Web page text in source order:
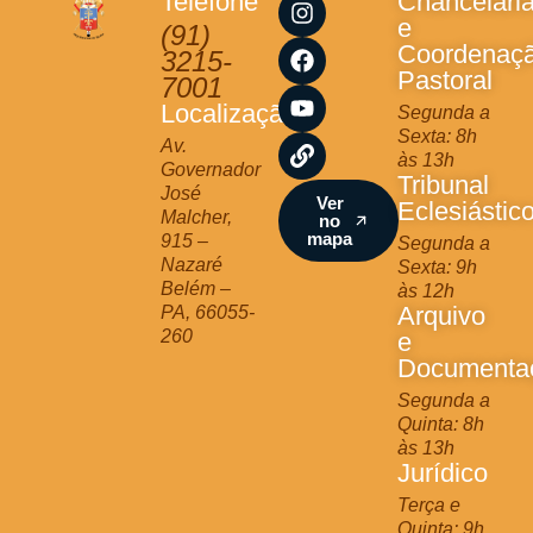
(91)
3215-
7001
Localização
Av.
Governador
José
Malcher,
915 –
Nazaré
Belém –
PA, 66055-
260
n
s
t
a
g
r
a
m
a
c
e
b
o
o
k
o
u
t
u
b
e
i
n
k
Ver
no
mapa
e
Pastoral
Segunda a
Sexta: 8h
às 13h
Tribunal
Segunda a
Sexta: 9h
às 12h
Arquivo
e
Segunda a
Quinta: 8h
às 13h
Jurídico
Terça e
Quinta: 9h